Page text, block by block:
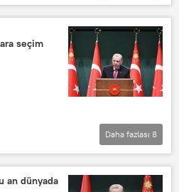
Türkiye
seçim
Daha fazlası 8
an dünyada